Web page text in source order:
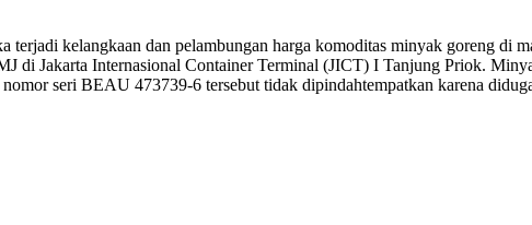
kelangkaan dan pelambungan harga komoditas minyak goreng di
di Jakarta Internasional Container Terminal (JICT) I Tanjung Priok.
seri BEAU 473739-6 tersebut tidak dipindahtempatkan karena